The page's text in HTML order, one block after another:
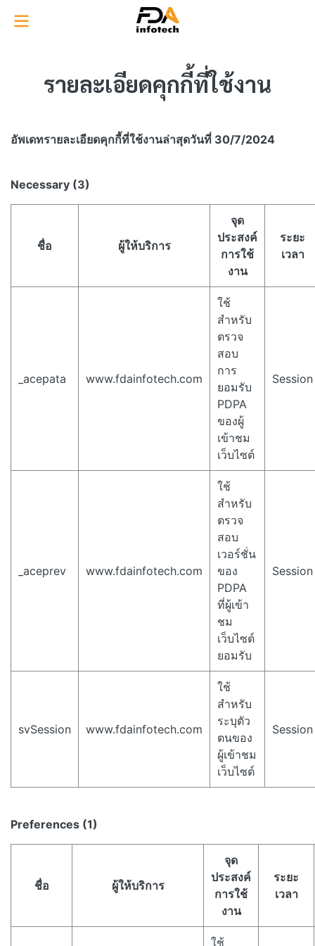
รายละเอียดคุกกี้ที่ใช้งาน​
อัพเดทรายละเอียดคุกกี้ที่ใช้งาน​ล่าสุดวันที่ 30/7/2024
Necessary (3)
ชื่อ ผู้ให้บริการ
จุด
ประสงค์
การใช้
งาน
ระยะ
เวลา
_acepata www.fdainfotech.com
ใช้
สำหรับ
ตรวจ
สอบ
การ
ยอมรับ
PDPA
ของผู้
เข้าชม
เว็บไซต์
Session
_aceprev www.fdainfotech.com
ใช้
สำหรับ
ตรวจ
สอบ
เวอร์ชั่น
ของ
PDPA
ที่ผู้เข้า
ชม
เว็บไซต์
ยอมรับ
Session
svSession www.fdainfotech.com
ใช้
สำหรับ
ระบุตัว
ตนของ
ผู้เข้าชม
เว็บไซต์
Session
Preferences (1)
ชื่อ ผู้ให้บริการ
จุด
ประสงค์
การใช้
งาน
ระยะ
เวลา
ใช้